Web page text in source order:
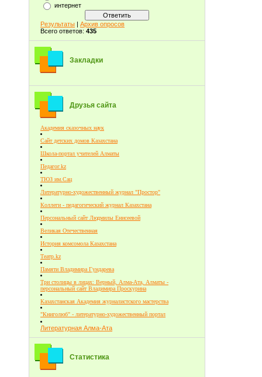
интернет
Результаты | Архив опросов
Всего ответов: 435
Закладки
Друзья сайта
Академия сказочных наук
Сайт детских домов Казахстана
Школа-портал учителей Алматы
Педагог.kz
ТЮЗ им.Сац
Литературно-художественный журнал "Простор"
Коллеги - педагогический журнал Казахстана
Персональный сайт Людмилы Енисеевой
Великая Отечественная
История комсомола Казахстана
Театр.kz
Памяти Владимира Гундарева
Три столицы в лицах: Верный, Алма-Ата, Алматы -
персональный сайт Владимира Проскурина
Казахстанская Академия журналистского мастерства
"Книголюб" - литературно-художественный портал
Литературная Алма-Ата
Статистика